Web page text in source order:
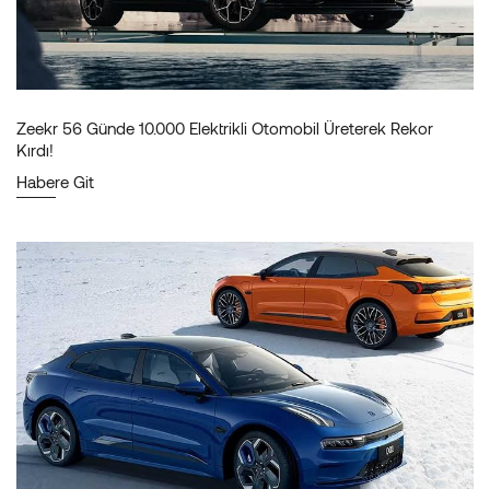
Zeekr 56 Günde 10.000 Elektrikli Otomobil Üreterek Rekor
Kırdı!
Habere Git